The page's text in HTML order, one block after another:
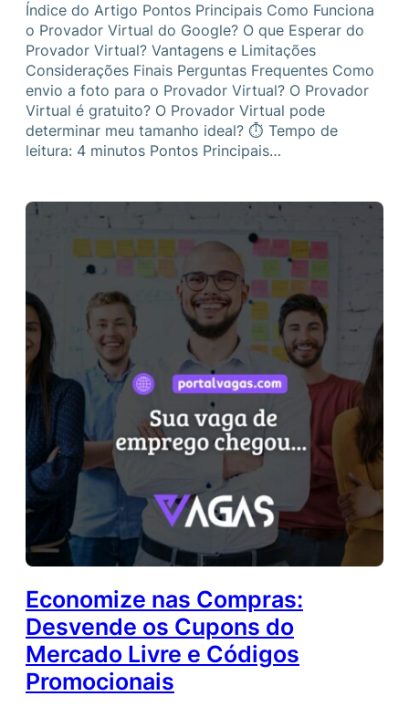
Índice do Artigo Pontos Principais Como Funciona
o Provador Virtual do Google? O que Esperar do
Provador Virtual? Vantagens e Limitações
Considerações Finais Perguntas Frequentes Como
envio a foto para o Provador Virtual? O Provador
Virtual é gratuito? O Provador Virtual pode
determinar meu tamanho ideal? ⏱ Tempo de
leitura: 4 minutos Pontos Principais…
Economize nas Compras:
Desvende os Cupons do
Mercado Livre e Códigos
Promocionais